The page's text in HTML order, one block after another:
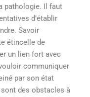
pathologie. Il faut
d’établir
Savoir
étincelle de
un lien fort avec
communiquer
par son état
des obstacles à